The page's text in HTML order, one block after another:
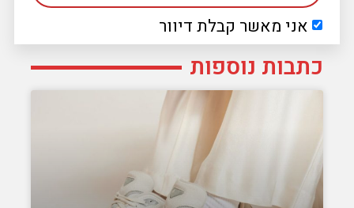
אני מאשר קבלת דיוור
כתבות נוספות